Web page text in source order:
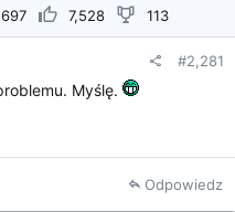
7,528 113
#2,281
Myślę.
Odpowiedz